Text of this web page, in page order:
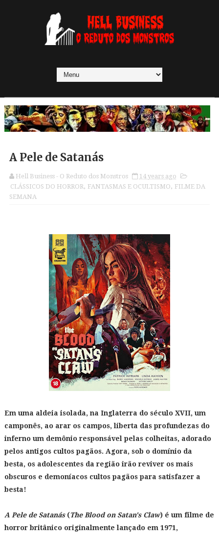
A Pele de Satanás
Hell Business - O Reduto dos Monstros
14 years ago
CLÁSSICOS DO HORROR, FANTASMAS E OCULTISMO, FILME DA
SEMANA
Em uma aldeia isolada, na Inglaterra do século XVII, um
camponês, ao arar os campos, liberta das profundezas do
inferno um demônio responsável pelas colheitas, adorado
pelos antigos cultos pagãos. Agora, sob o domínio da
besta, os adolescentes da região irão reviver os mais
obscuros e demoníacos cultos pagãos para satisfazer a
besta!
A Pele de Satanás(The Blood on Satan's Claw) é um filme de
horror britânico originalmente lançado em 1971,